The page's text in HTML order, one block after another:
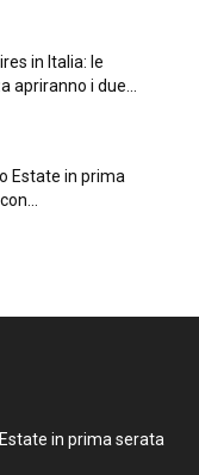
in Italia: le
apriranno i due...
Estate in prima
in prima serata